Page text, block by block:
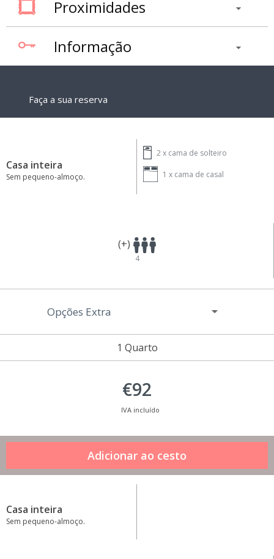
Proximidades
Informação
Faça a sua reserva
Casa inteira
Sem pequeno-almoço.
2 x cama de solteiro
1 x cama de casal
(+)
4
1 Quarto
Opções Extra
€92
IVA incluído
Casa inteira
Sem pequeno-almoço.